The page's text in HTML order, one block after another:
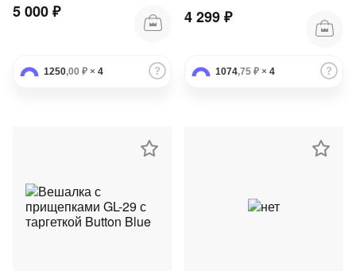
5 000 ₽
1250,00 ₽ × 4
4 299 ₽
1074,75 ₽ × 4